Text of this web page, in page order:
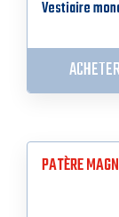
Vestiaire
PATÈRE